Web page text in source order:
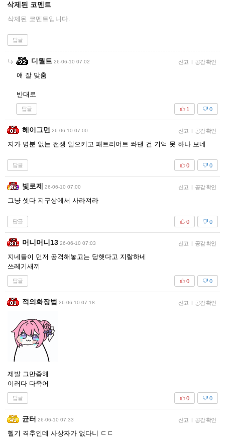
삭제된 코멘트
삭제된 코멘트입니다.
답글
디월트 26-06-10 07:02 신고 | 공감 확인
얘 잘 맞춤
반대로
답글 0
1
헤이그먼 26-06-10 07:00 신고 | 공감 확인
지가 명분 없는 전쟁 일으키고 패트리어트 쏴댄 건 기억 못 하나 보네
답글 0
0
빛로제 26-06-10 07:00 신고 | 공감 확인
그냥 셋다 지구상에서 사라져라
답글 0
0
머니머니13 26-06-10 07:03 신고 | 공감 확인
지네들이 먼저 공격해놓고는 당햇다고 지랄하네
쓰레기새끼
답글 0
0
적의화장법 26-06-10 07:18 신고 | 공감 확인
제발 그만좀해
이러다 다죽어
답글 0
0
균터 26-06-10 07:33 신고 | 공감 확인
헬기 격추인데 사상자가 없다니 ㄷㄷ